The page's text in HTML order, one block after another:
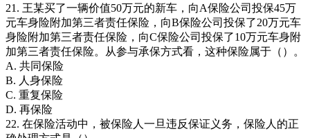
21. 王某买了一辆价值50万元的新车，向A保险公司投保45万
元车身险附加第三者责任保险，向B保险公司投保了20万元车
身险附加第三者责任保险，向C保险公司投保了10万元车身附
加第三者责任保险。从参与承保方式看，这种保险属于（）。
A. 共同保险
B. 人身保险
C. 重复保险
D. 再保险
22. 在保险活动中，被保险人一旦违反保证义务，保险人的正